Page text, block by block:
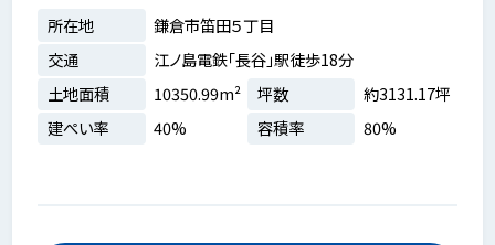
所在地
鎌倉市笛田５丁目
交通
江ノ島電鉄「長谷」駅徒歩18分
土地面積
10350.99m² 坪数
約3131.17坪
建ぺい率
40% 容積率 80%